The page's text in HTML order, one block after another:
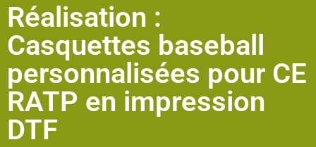
Réalisation :
Casquettes baseball
personnalisées pour CE
RATP en impression
DTF